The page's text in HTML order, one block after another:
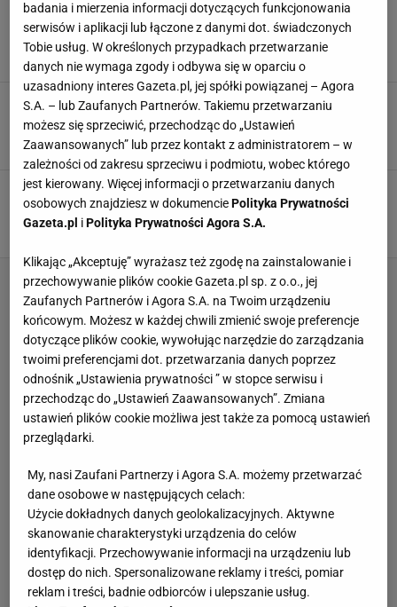
Sukces Barlinka Industrii Kielce. Wielki powrót.
"Zawsze się lubiliśmy"
Hubert Rybkowski, 25 MAJA 2023, 07:31
Pierwszy mecz z Czechami już za nami. Cenne
zwycięstwo z mocnym rywalem
SUBSKRYPCJA
Trwają poszukiwania 17-letniego piłkarza.
Zaangażowanych ponad 100 osób
patfab, 7 STYCZNIA 2022, 12:25
badania i mierzenia informacji dotyczących funkcjonowania
serwisów i aplikacji lub łączone z danymi dot. świadczonych
Tobie usług. W określonych przypadkach przetwarzanie
danych nie wymaga zgody i odbywa się w oparciu o
uzasadniony interes Gazeta.pl, jej spółki powiązanej – Agora
S.A. – lub Zaufanych Partnerów. Takiemu przetwarzaniu
możesz się sprzeciwić, przechodząc do „Ustawień
Zaawansowanych” lub przez kontakt z administratorem – w
zależności od zakresu sprzeciwu i podmiotu, wobec którego
jest kierowany. Więcej informacji o przetwarzaniu danych
osobowych znajdziesz w dokumenciePolityka Prywatności
Gazeta.pl iPolityka Prywatności Agora S.A.
Klikając „Akceptuję” wyrażasz też zgodę na zainstalowanie i
przechowywanie plików cookie Gazeta.pl sp. z o.o., jej
Zaufanych Partnerów i Agora S.A. na Twoim urządzeniu
końcowym. Możesz w każdej chwili zmienić swoje preferencje
dotyczące plików cookie, wywołując narzędzie do zarządzania
twoimi preferencjami dot. przetwarzania danych poprzez
odnośnik „Ustawienia prywatności ” w stopce serwisu i
przechodząc do „Ustawień Zaawansowanych”. Zmiana
ustawień plików cookie możliwa jest także za pomocą ustawień
przeglądarki.
My, nasi Zaufani Partnerzy i Agora S.A. możemy przetwarzać
dane osobowe w następujących celach:
Użycie dokładnych danych geolokalizacyjnych. Aktywne
skanowanie charakterystyki urządzenia do celów
identyfikacji. Przechowywanie informacji na urządzeniu lub
dostęp do nich. Spersonalizowane reklamy i treści, pomiar
reklam i treści, badnie odbiorców i ulepszanie usług.